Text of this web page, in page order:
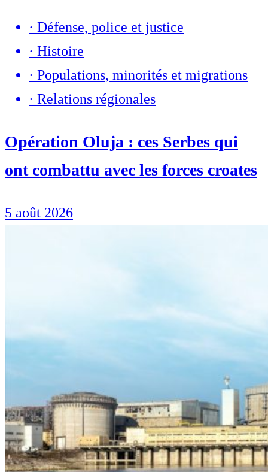
· Défense, police et justice
· Histoire
· Populations, minorités et migrations
· Relations régionales
Opération Oluja : ces Serbes qui
ont combattu avec les forces croates
5 août 2026